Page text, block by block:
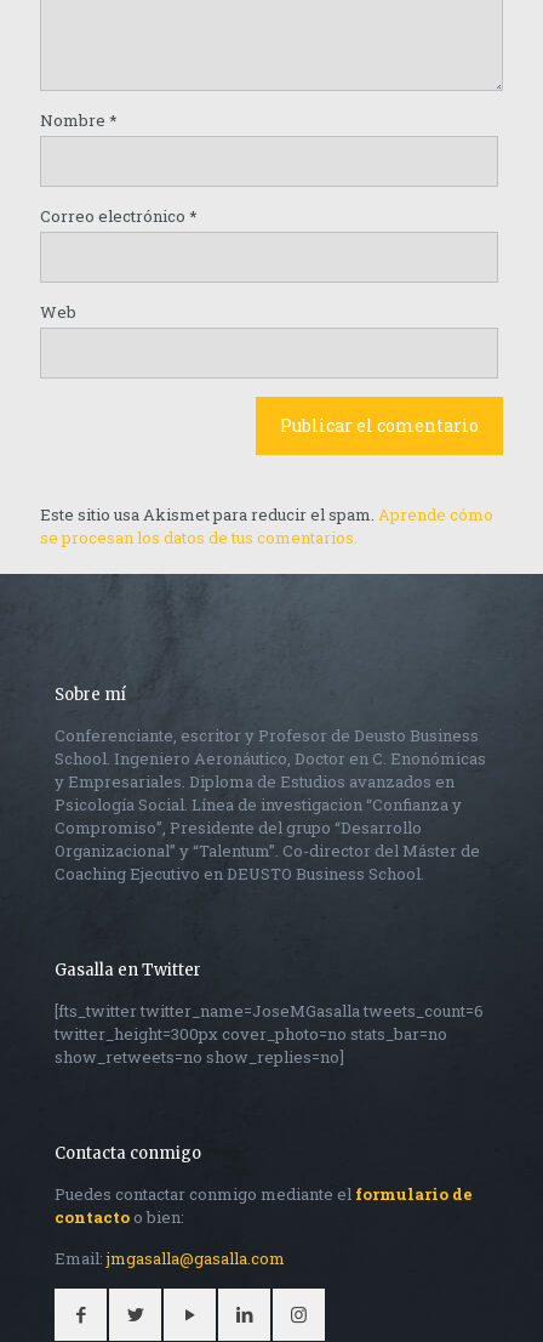
Nombre *
Correo electrónico *
Web
Este sitio usa Akismet para reducir el spam. Aprende cómo
se procesan los datos de tus comentarios.
Sobre mí
Conferenciante, escritor y Profesor de Deusto Business
School. Ingeniero Aeronáutico, Doctor en C. Enonómicas
y Empresariales. Diploma de Estudios avanzados en
Psicología Social. Línea de investigacion “Confianza y
Compromiso”, Presidente del grupo “Desarrollo
Organizacional” y “Talentum”. Co-director del Máster de
Coaching Ejecutivo en DEUSTO Business School.
Gasalla en Twitter
[fts_twitter twitter_name=JoseMGasalla tweets_count=6
twitter_height=300px cover_photo=no stats_bar=no
show_retweets=no show_replies=no]
Contacta conmigo
Puedes contactar conmigo mediante el formulario de
contacto o bien:
Email:jmgasalla@gasalla.com